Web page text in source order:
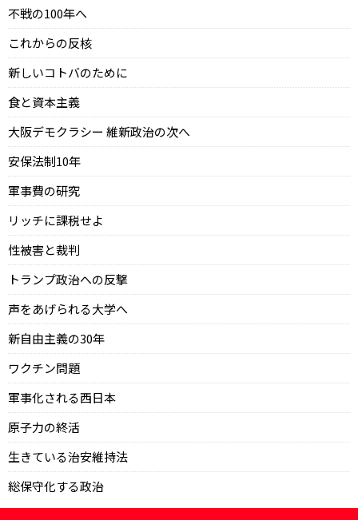
不戦の100年へ
これからの反核
新しいコトバのために
食と資本主義
大阪デモクラシー 維新政治の次へ
安保法制10年
軍事費の研究
リッチに課税せよ
性被害と裁判
トランプ政治への反撃
声をあげられる大学へ
新自由主義の30年
ワクチン問題
軍事化される西日本
原子力の終活
生きている治安維持法
総保守化する政治